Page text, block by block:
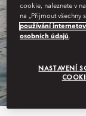
MUSCAT
STAY
cookie, naleznete v
na „Přijmout
používání
osobních údajů.
NASTAVENÍ